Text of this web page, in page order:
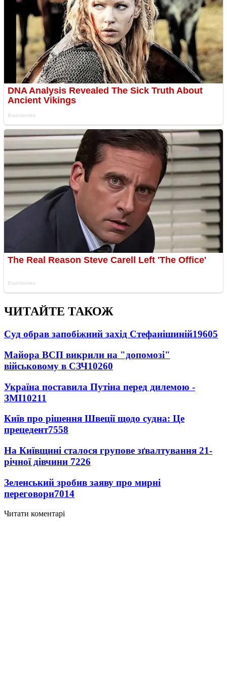
ЧИТАЙТЕ ТАКОЖ
Суд обрав запобіжний захід Стефанішиній19605
Майора ВСП викрили на "допомозі"
військовому в СЗЧ10260
Україна поставила Путіна перед дилемою -
ЗМІ10211
Київ про рішення Швеції щодо судна: Це
прецедент7558
На Київщині сталося групове зґвалтування 21-
річної дівчини 7226
Зеленський зробив заяву про мирні
переговори7014
Читати коментарі